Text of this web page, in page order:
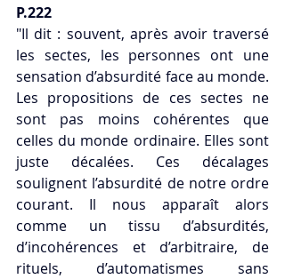
P.222
"Il dit : souvent, après avoir traversé
les sectes, les personnes ont une
sensation d’absurdité face au monde.
Les propositions de ces sectes ne
sont pas moins cohérentes que
celles du monde ordinaire. Elles sont
juste décalées. Ces décalages
soulignent l’absurdité de notre ordre
courant. Il nous apparaît alors
comme un tissu d’absurdités,
d’incohérences et d’arbitraire, de
rituels, d’automatismes sans